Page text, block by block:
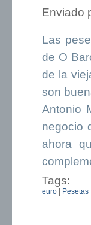
Enviado
Las
de O
de la
son
Antonio
negocio
ahora
Tags:
euro Pesetas